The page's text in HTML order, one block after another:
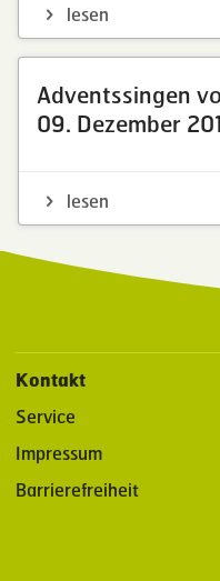
lesen
Adventssingen
09. Dezember
lesen
Kontakt
Service
Impressum
Barrierefreiheit